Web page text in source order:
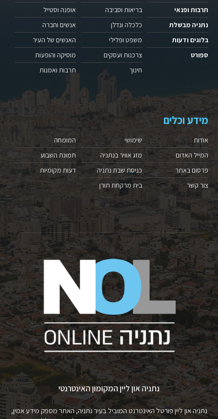
תרבות ופנאי
נתניה מבשלת
בלוגים ודעות
ספורט
בריאות וסביבה
כלכלה ונדלן
משפט ופלילי
צרכנות ועסקים
חינוך
אופנה וסטייל
אנשים וחברה
האנשים של העיר
מוסיקה והופעות
תרבות ואמנות
מידע וכלים
אודות
המייל האדום
פרסום באתר
צור קשר
שימושי
מזג אוויר בנתניה
כניסת שבת נתניה
בית מרקחת תורן
המומחה
תמונת השבוע
דעות מקומיות
נתניה און ליין המקומון האינטרנטי
נתניה און ליין פורטל האינטרנט המוביל בעיר נתניה, האתר מספק מידע אמין,